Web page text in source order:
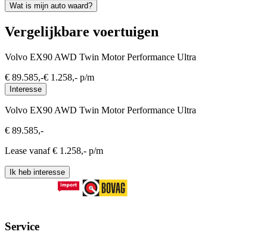
Wat is mijn auto waard?
Vergelijkbare voertuigen
Volvo EX90 AWD Twin Motor Performance Ultra
€ 89.585,-€ 1.258,- p/m
Interesse
Volvo EX90 AWD Twin Motor Performance Ultra
€ 89.585,-
Lease vanaf € 1.258,- p/m
Ik heb interesse
Service